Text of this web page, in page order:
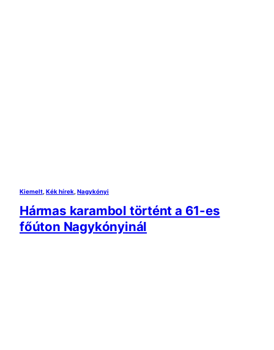
Kiemelt Kék hírek Nagykónyi
Hármas karambol történt a 61-es
főúton Nagykónyinál